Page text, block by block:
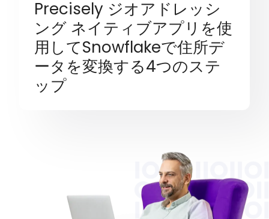
Precisely ジオアドレッシ
ング ネイティブアプリを使
用してSnowflakeで住所デ
ータを変換する4つのステ
ップ